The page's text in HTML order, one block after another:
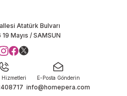
Atatürk Bulvarı
Mayıs / SAMSUN
Hizmetleri E-Posta Gönderin
info@homepera.com